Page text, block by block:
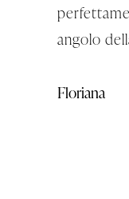
angolo
Floriana